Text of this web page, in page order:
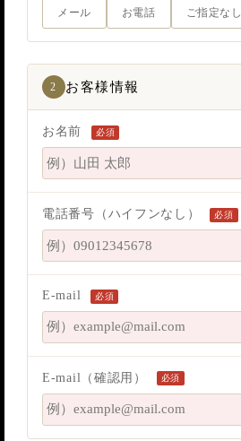
メール お電話 ご指定なし
2 お客様情報
お名前 必須
電話番号（ハイフンなし） 必須
E-mail 必須
E-mail（確認用） 必須